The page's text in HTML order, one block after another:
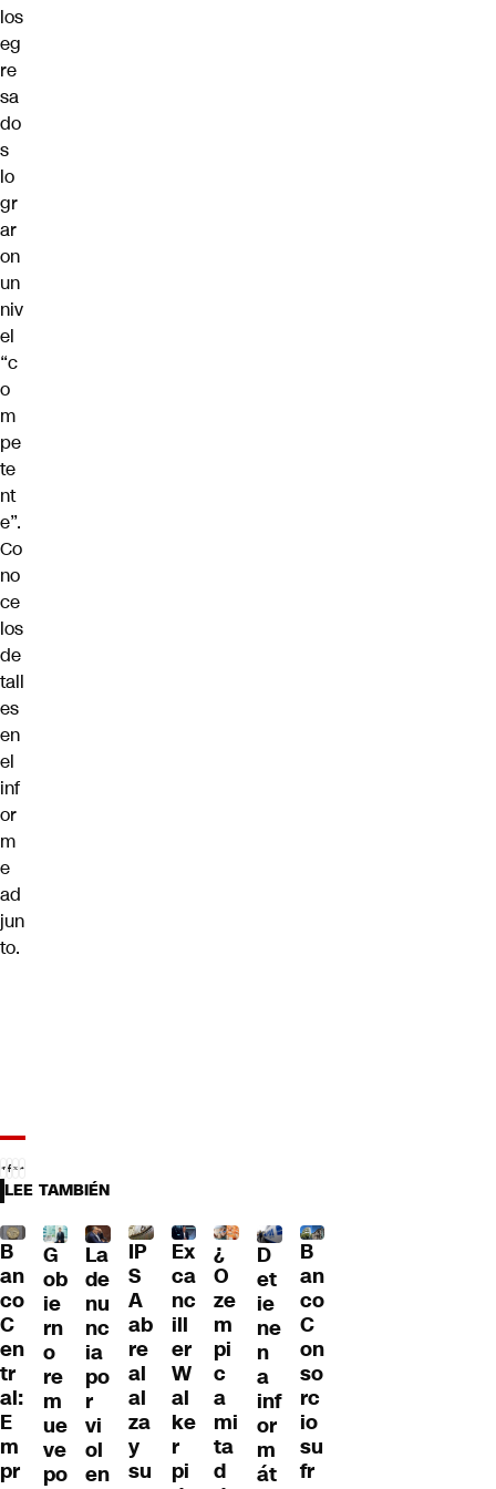
los
eg
re
sa
do
s
lo
gr
ar
on
un
niv
el
“c
o
m
pe
te
nt
e”.
Co
no
ce
los
de
tall
es
en
el
inf
or
m
e
ad
jun
to.
LEE TAMBIÉN
B
an
co
C
en
tr
al:
E
m
pr
G
ob
ie
rn
o
re
m
ue
ve
po
La
de
nu
nc
ia
po
r
vi
ol
en
IP
S
A
ab
re
al
al
za
y
su
Ex
ca
nc
ill
er
W
al
ke
r
pi
¿
O
ze
m
pi
c
a
mi
ta
d
D
et
ie
ne
n
a
inf
or
m
át
B
an
co
C
on
so
rc
io
su
fr